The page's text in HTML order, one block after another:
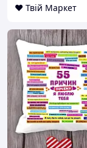
❤️ Твій Маркет